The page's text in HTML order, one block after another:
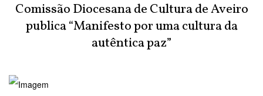
Comissão Diocesana de Cultura de Aveiro
publica “Manifesto por uma cultura da
autêntica paz”